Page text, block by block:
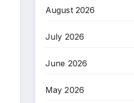
August 2026
July 2026
June 2026
May 2026